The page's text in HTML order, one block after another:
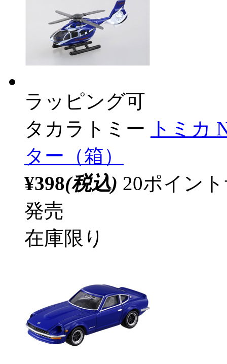
ラッピング可
タカラトミー
トミカ
ター（箱）
¥398(税込) 20ポイン
発売
在庫限り